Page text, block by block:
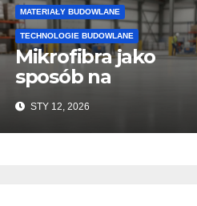
MATERIAŁY BUDOWLANE
TECHNOLOGIE BUDOWLANE
Mikrofibra jako
sposób na
ułatwienie
wykonywania
posadzek
STY 12, 2026